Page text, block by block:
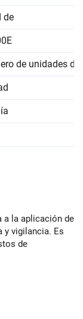
de
de unidades
a la aplicación de
y vigilancia. Es
de